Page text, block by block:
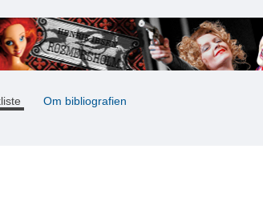
Om bibliografien